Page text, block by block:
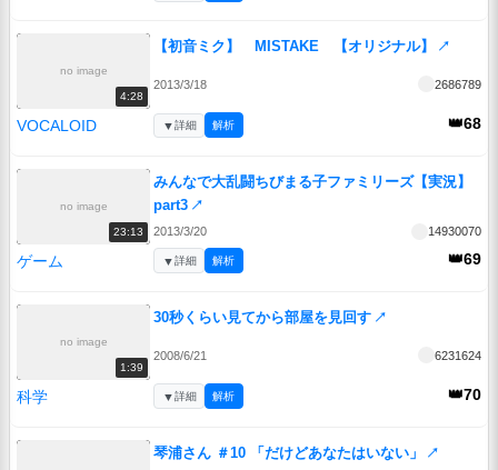
no image
4:28
【初音ミク】 MISTAKE 【オリジナル】 ↗
2013/3/18 2686789
VOCALOID 👑68
▼詳細 解析
no image
23:13
みんなで大乱闘ちびまる子ファミリーズ【実況】
part3 ↗
2013/3/20 14930070
ゲーム 👑69
▼詳細 解析
no image
1:39
30秒くらい見てから部屋を見回す ↗
2008/6/21 6231624
科学 👑70
▼詳細 解析
琴浦さん ＃10 「だけどあなたはいない」 ↗